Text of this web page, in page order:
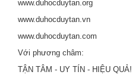
www.duhocduytan.org
www.duhocduytan.vn
www.duhocduytan.com
Với phương châm:
TẬN TÂM - UY TÍN - HIỆU QUẢ!